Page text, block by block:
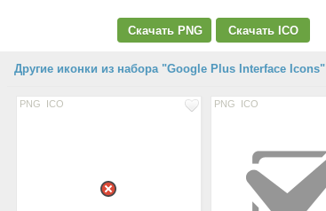
Скачать PNG Скачать ICO
Другие иконки из набора "Google Plus Interface Icons"
PNG ICO PNG ICO